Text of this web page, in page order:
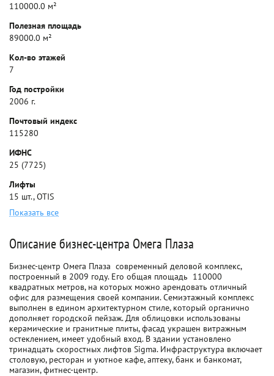
110000.0 м²
Полезная площадь
89000.0 м²
Кол-во этажей
7
Год постройки
2006 г.
Почтовый индекс
115280
ИФНС
25 (7725)
Лифты
15 шт., OTIS
Показать все
Описание бизнес-центра Омега Плаза
Бизнес-центр Омега Плаза  современный деловой комплекс,
построенный в 2009 году. Его общая площадь  110000
квадратных метров, на которых можно арендовать отличный
офис для размещения своей компании. Семиэтажный комплекс
выполнен в едином архитектурном стиле, который органично
дополняет городской пейзаж. Для облицовки использованы
керамические и гранитные плиты, фасад украшен витражным
остеклением, имеет удобный вход. В здании установлено
тринадцать скоростных лифтов Sigma. Инфраструктура включает
столовую, ресторан и уютное кафе, аптеку, банк и банкомат,
магазин, фитнес-центр.